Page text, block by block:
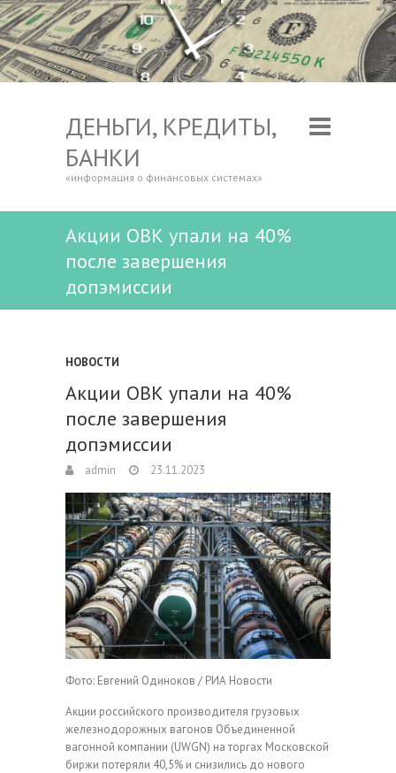
ДЕНЬГИ, КРЕДИТЫ,
БАНКИ
«информация о финансовых системах»
Акции ОВК упали на 40%
после завершения
допэмиссии
НОВОСТИ
Акции ОВК упали на 40%
после завершения
допэмиссии
admin 23.11.2023
Фото: Евгений Одиноков / РИА Новости
Акции российского производителя грузовых
железнодорожных вагонов Объединенной
вагонной компании (UWGN) на торгах Московской
биржи потеряли 40,5% и снизились до нового